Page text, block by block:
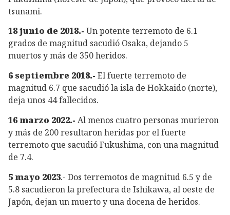
tsunami.
18 junio de 2018.- Un potente terremoto de 6.1
grados de magnitud sacudió Osaka, dejando 5
muertos y más de 350 heridos.
6 septiembre 2018.- El fuerte terremoto de
magnitud 6.7 que sacudió la isla de Hokkaido (norte),
deja unos 44 fallecidos.
16 marzo 2022.- Al menos cuatro personas murieron
y más de 200 resultaron heridas por el fuerte
terremoto que sacudió Fukushima, con una magnitud
de 7.4.
5 mayo 2023.- Dos terremotos de magnitud 6.5 y de
5.8 sacudieron la prefectura de Ishikawa, al oeste de
Japón, dejan un muerto y una docena de heridos.